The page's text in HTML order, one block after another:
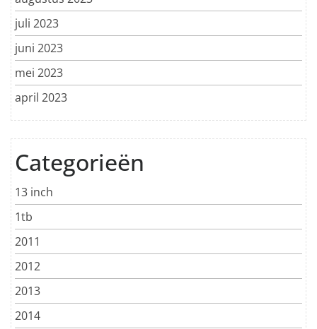
juli 2023
juni 2023
mei 2023
april 2023
Categorieën
13 inch
1tb
2011
2012
2013
2014